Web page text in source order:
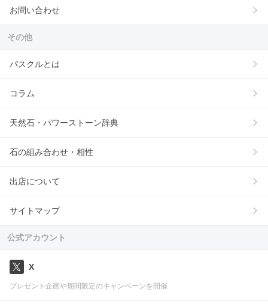
お問い合わせ
その他
パスクルとは
コラム
天然石・パワーストーン辞典
石の組み合わせ・相性
出店について
サイトマップ
公式アカウント
X
プレゼント企画や期間限定のキャンペーンを開催